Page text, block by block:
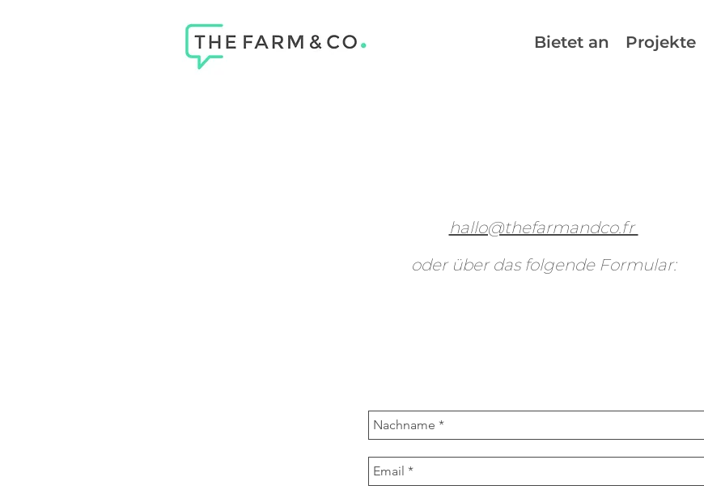
Bietet an Projekte
hallo@thefarmandco.fr
oder über das folgende Formular: